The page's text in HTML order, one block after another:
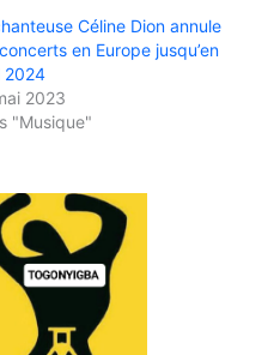
Céline Dion annule
en Europe jusqu’en
2024
2023
"Musique"